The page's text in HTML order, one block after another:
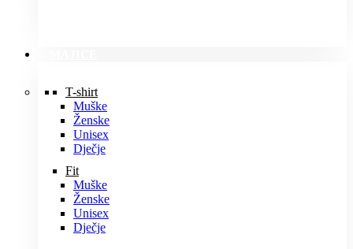
T-shirt
Muške
Ženske
Unisex
Dječje
Fit
Muške
Ženske
Unisex
Dječje